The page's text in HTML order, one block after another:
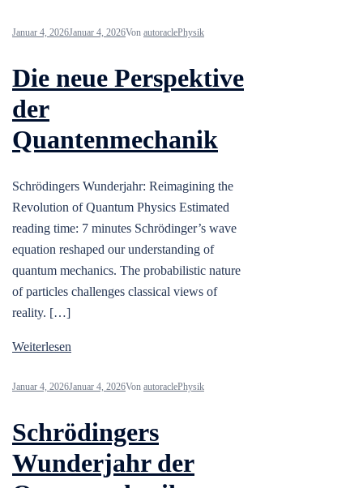
Januar 4, 2026Januar 4, 2026Von autoraclePhysik
Die neue Perspektive
der
Quantenmechanik
Schrödingers Wunderjahr: Reimagining the
Revolution of Quantum Physics Estimated
reading time: 7 minutes Schrödinger’s wave
equation reshaped our understanding of
quantum mechanics. The probabilistic nature
of particles challenges classical views of
reality. […]
Weiterlesen
Januar 4, 2026Januar 4, 2026Von autoraclePhysik
Schrödingers
Wunderjahr der